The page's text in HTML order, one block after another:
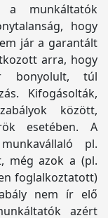
a munkáltatók
hogy
jár a garantált
arra, hogy
bonyolult, túl
Kifogásolták,
között,
esetében. A
pl.
még azok a (pl.
foglalkoztatott)
nem ír elő
azért